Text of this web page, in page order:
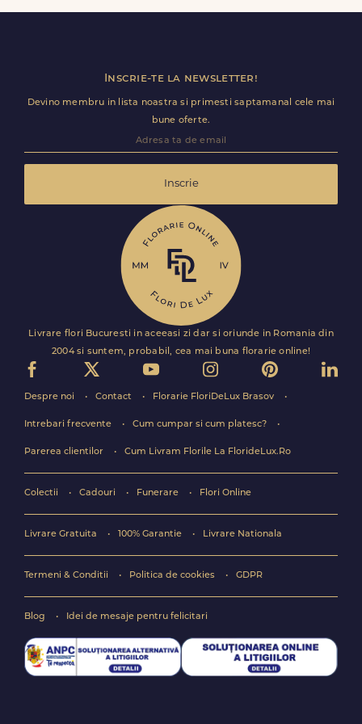
ramane optional si il poti personaliza.
Inscrie-te la newsletter!
Devino membru in lista noastra si primesti saptamanal cele mai
bune oferte.
Inscrie
Livrare flori Bucuresti in aceeasi zi dar si oriunde in Romania din
2004 si suntem, probabil, cea mai buna florarie online!
Despre noi Contact Florarie FloriDeLux Brasov
Intrebari frecvente Cum cumpar si cum platesc?
Parerea clientilor Cum Livram Florile La FlorideLux.Ro
Colectii Cadouri Funerare Flori Online
Livrare Gratuita 100% Garantie Livrare Nationala
Termeni & Conditii Politica de cookies GDPR
Blog Idei de mesaje pentru felicitari